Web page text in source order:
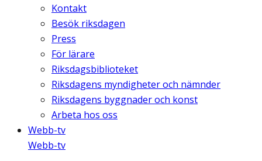
Kontakt
Besök riksdagen
Press
För lärare
Riksdagsbiblioteket
Riksdagens myndigheter och nämnder
Riksdagens byggnader och konst
Arbeta hos oss
Webb-tv
Webb-tv